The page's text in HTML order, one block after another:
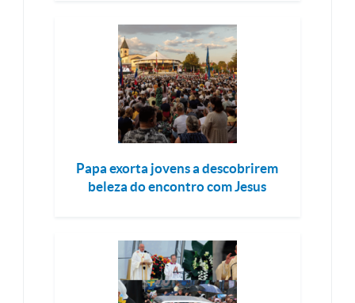
Papa exorta jovens a descobrirem
beleza do encontro com Jesus